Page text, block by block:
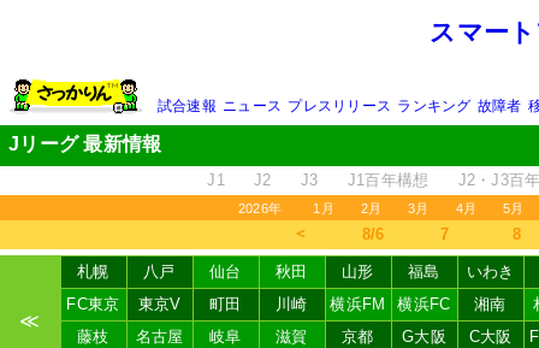
スマー
試合速報 ニュース プレスリリース ランキング 故障者
Jリーグ 最新情報
J1 J2 J3 J1百年構想 J2・J3百
2026年 1月 2月 3月 4月 5月
＜ 8/6 7 8
≪
札幌 八戸 仙台 秋田 山形 福島
いわき
FC東京
東京V 町田 川崎 横浜FM 横浜FC 湘南
藤枝
名古屋 岐阜 滋賀 京都 G大阪 C大阪